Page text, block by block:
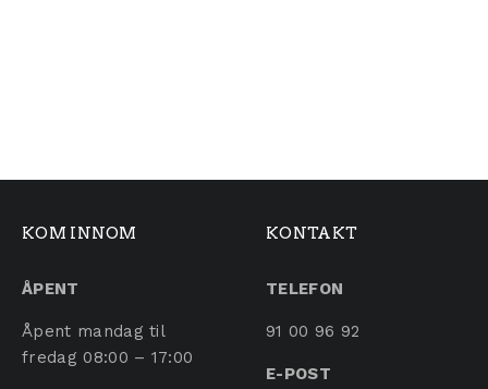
KOM INNOM
ÅPENT
Åpent mandag til
fredag 08:00 – 17:00
KONTAKT
TELEFON
91 00 96 92
E-POST